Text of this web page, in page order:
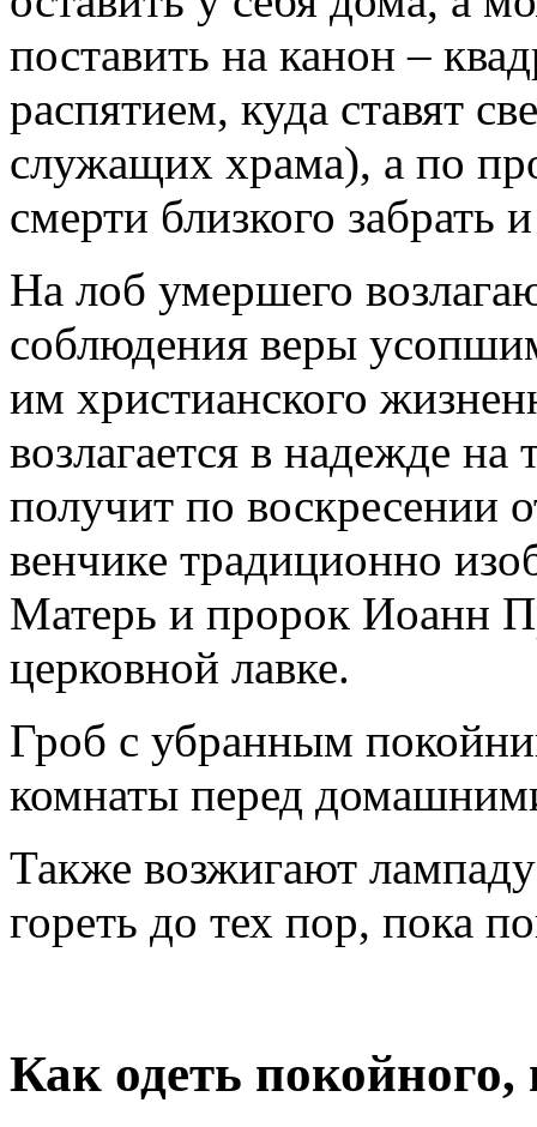
поставить на канон –
распятием, куда ставят
служащих храма), а по
смерти близкого забрать
На лоб умершего
соблюдения веры
им христианского
возлагается в надежде
получит по воскресении
венчике традиционно
Матерь и пророк Иоанн
церковной лавке.
Гроб с убранным
комнаты перед
Также возжигают
гореть до тех пор, пока
Как одеть покойного,